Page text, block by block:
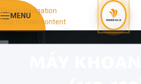
Skip to navigation
Skip to main content
MENU